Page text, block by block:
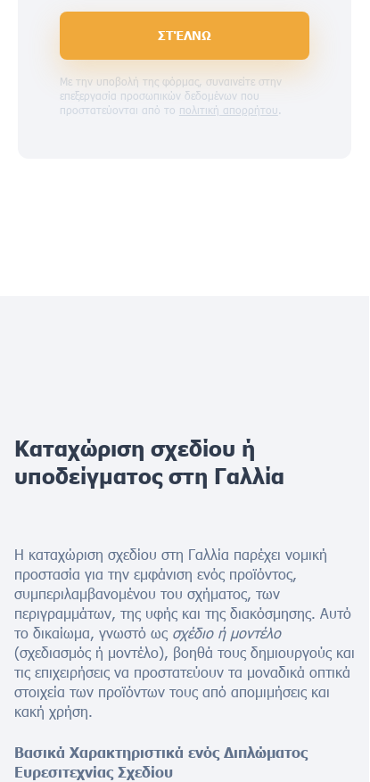
ΣΤΈΛΝΩ
Με την υποβολή της φόρμας, συναινείτε στην
επεξεργασία προσωπικών δεδομένων που
προστατεύονται από το πολιτική απορρήτου.
Καταχώριση σχεδίου ή
υποδείγματος στη Γαλλία
Η καταχώριση σχεδίου στη Γαλλία παρέχει νομική
προστασία για την εμφάνιση ενός προϊόντος,
συμπεριλαμβανομένου του σχήματος, των
περιγραμμάτων, της υφής και της διακόσμησης. Αυτό
το δικαίωμα, γνωστό ως σχέδιο ή μοντέλο
(σχεδιασμός ή μοντέλο), βοηθά τους δημιουργούς και
τις επιχειρήσεις να προστατεύουν τα μοναδικά οπτικά
στοιχεία των προϊόντων τους από απομιμήσεις και
κακή χρήση.
Βασικά Χαρακτηριστικά ενός Διπλώματος
Ευρεσιτεχνίας Σχεδίου